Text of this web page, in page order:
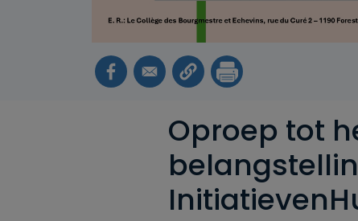
Oproep tot